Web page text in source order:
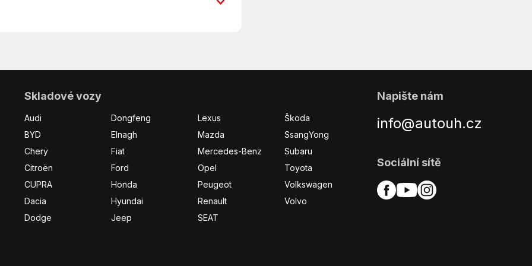
Denní svícení
Dotykové ovládání palubního počítače
El. okna
El. zrcátka
Hlídání jízdního pruhu
Indikátor parkování
Klimatizace
Multifunkční volant
Skladové vozy
Audi
BYD
Chery
Citroën
CUPRA
Dacia
Dodge
Dongfeng
Elnagh
Fiat
Ford
Honda
Hyundai
Jeep
Lexus
Mazda
Mercedes-Benz
Opel
Peugeot
Renault
SEAT
Škoda
SsangYong
Subaru
Toyota
Volkswagen
Volvo
Napište nám
info@autouh.cz
Sociální sítě